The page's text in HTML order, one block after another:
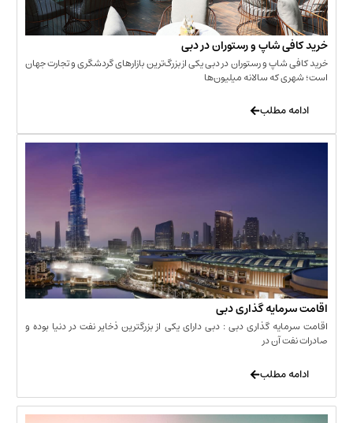
شاپ و رستوران در دبی
و رستوران در دبی یکی از بزرگ‌ترین بازارهای گردشگری و تجارت جهان
سالانه میلیون‌ها
گذاری دبی
گذاری دبی : دبی دارای یکی از بزرگترین ذخایر نفت در دنیا بوده و